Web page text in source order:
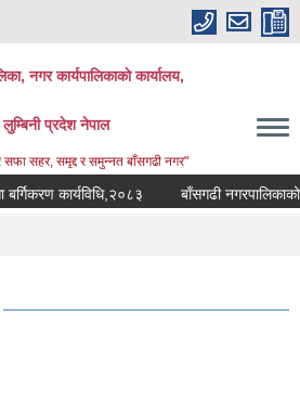
नगर कार्यपालिकाकाे कार्यालय,
लुम्बिनी प्रदेश नेपाल
सफा सहर, समृद्द र समुन्नत बाँसगढी नगर"
कार्यविधि,२०८३ बाँसगढी नगरपालिकाको